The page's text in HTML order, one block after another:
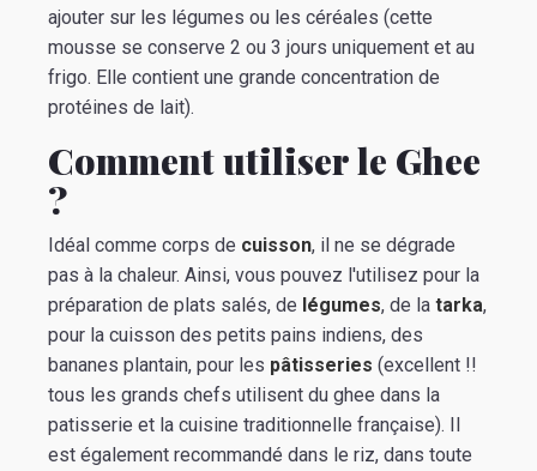
ajouter sur les légumes ou les céréales (cette
mousse se conserve 2 ou 3 jours uniquement et au
frigo. Elle contient une grande concentration de
protéines de lait).
Comment utiliser le Ghee
?
Idéal comme corps de cuisson, il ne se dégrade
pas à la chaleur. Ainsi, vous pouvez l'utilisez pour la
préparation de plats salés, de légumes, de la tarka,
pour la cuisson des petits pains indiens, des
bananes plantain, pour les pâtisseries (excellent !!
tous les grands chefs utilisent du ghee dans la
patisserie et la cuisine traditionnelle française). Il
est également recommandé dans le riz, dans toute